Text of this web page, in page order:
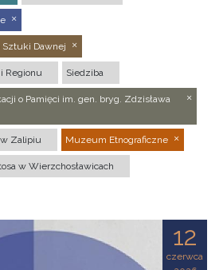
Dawnej
Regionu Siedziba
o Pamięci im. gen. bryg. Zdzisława
w Zalipiu Muzeum Etnograficzne
w Wierzchosławicach
12
czerwca